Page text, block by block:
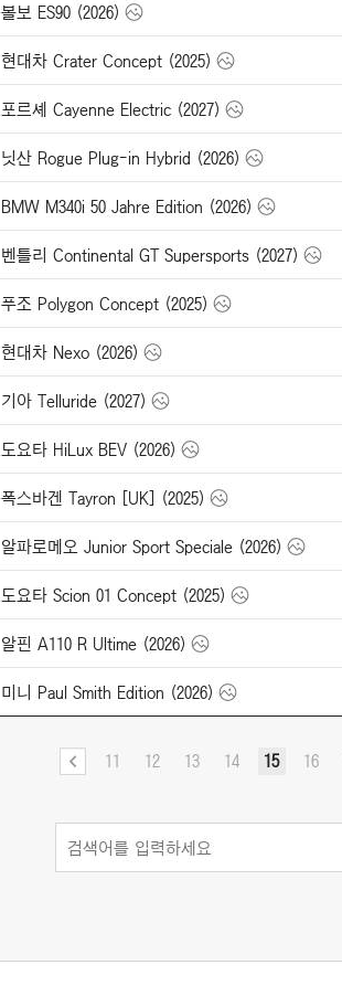
볼보 ES90 (2026)
현대차 Crater Concept (2025)
포르셰 Cayenne Electric (2027)
닛산 Rogue Plug-in Hybrid (2026)
BMW M340i 50 Jahre Edition (2026)
벤틀리 Continental GT Supersports (2027)
푸조 Polygon Concept (2025)
현대차 Nexo (2026)
기아 Telluride (2027)
도요타 HiLux BEV (2026)
폭스바겐 Tayron [UK] (2025)
알파로메오 Junior Sport Speciale (2026)
도요타 Scion 01 Concept (2025)
알핀 A110 R Ultime (2026)
미니 Paul Smith Edition (2026)
11 12 13 14 15 16